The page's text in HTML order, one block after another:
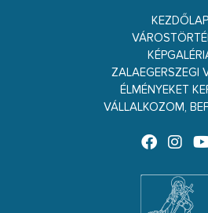
KEZDŐLAP
ZALAEGERSZEGI
ÉLMÉNYEKET
VÁLLALKOZOM,